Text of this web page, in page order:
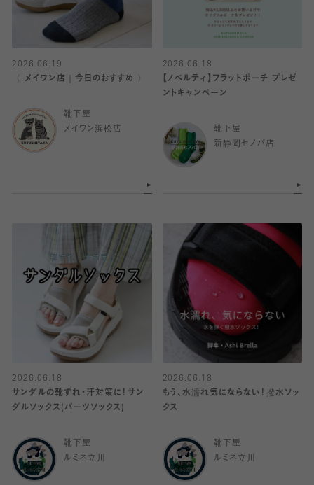
2026.06.19
〈 メイワン店｜今日のおすすめ 〉
靴下屋
メイワン浜松店
2026.06.18
【ノベルティ】フラットポーチ プレゼ
ントキャンペーン
靴下屋
新静岡セノバ店
2026.06.18
サンダルの靴ずれ・汗対策に！サン
ダルソックス(パーツソックス)
靴下屋
ルミネ立川
2026.06.18
もう、水濡れ気にならない！撥水ソッ
クス
靴下屋
ルミネ立川